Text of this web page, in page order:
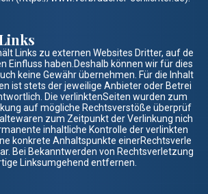
Links zu externen Websites Dritter, auf de
Einfluss haben.Deshalb können wir für dies
keine Gewähr übernehmen. Für die Inhalt
ist stets der jeweilige Anbieter oder Betrei
Die verlinktenSeiten wurden zum
auf mögliche Rechtsverstöße überprüf
zum Zeitpunkt der Verlinkung nich
inhaltliche Kontrolle der verlinkten
konkrete Anhaltspunkte einerRechtsverle
Bei Bekanntwerden von Rechtsverletzung
Linksumgehend entfernen.